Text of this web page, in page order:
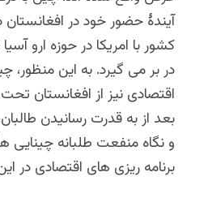
آیندۀ حضور خود در
کشور با امریکا در حوزه ارو
در بر می گیرد. به این منظور،
اقتصادی نیز از افغانستان
بعد از به قدرت رسانیدن
و نگاه منفعت طلبانه
برنامه ریزی های اقتصادی در